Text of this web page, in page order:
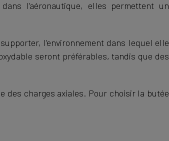
l’aéronautique, elles permettent un
l’environnement dans lequel elle
seront préférables, tandis que des
des charges axiales. Pour choisir la butée